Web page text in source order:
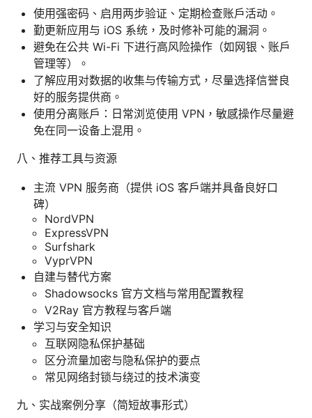
使用强密码、启用两步验证、定期检查账户活动。
勤更新应用与 iOS 系统，及时修补可能的漏洞。
避免在公共 Wi-Fi 下进行高风险操作（如网银、账户
管理等）。
了解应用对数据的收集与传输方式，尽量选择信誉良
好的服务提供商。
使用分离账户：日常浏览使用 VPN，敏感操作尽量避
免在同一设备上混用。
八、推荐工具与资源
主流 VPN 服务商（提供 iOS 客户端并具备良好口
碑）
NordVPN
ExpressVPN
Surfshark
VyprVPN
自建与替代方案
Shadowsocks 官方文档与常用配置教程
V2Ray 官方教程与客户端
学习与安全知识
互联网隐私保护基础
区分流量加密与隐私保护的要点
常见网络封锁与绕过的技术演变
九、实战案例分享（简短故事形式）